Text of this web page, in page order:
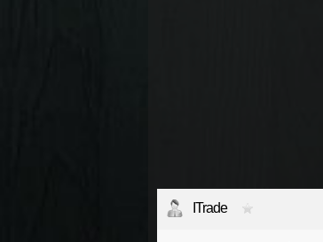
ITrade